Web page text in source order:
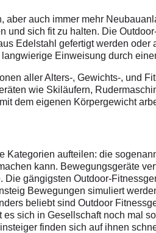
auch immer mehr
und sich fit zu halten. Die
Edelstahl gefertigt werden oder
Einweisung durch
aller Alters-, Gewichts-, und
wie Skiläufern,
dem eigenen Körpergewicht
Kategorien aufteilen: die
kann. Bewegungsgeräte
Die gängigsten Outdoor-
Bewegungen simuliert
beliebt sind Outdoor
sich in Gesellschaft noch mal
finden sich auf ihnen